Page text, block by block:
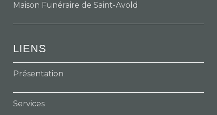
Maison Funéraire de Saint-Avold
LIENS
Présentation
Services